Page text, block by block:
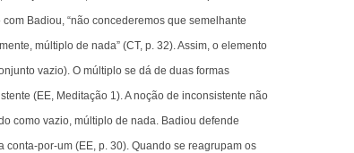
Badiou, “não concederemos que semelhante
múltiplo de nada” (CT, p. 32). Assim, o elemento
vazio). O múltiplo se dá de duas formas
(EE, Meditação 1). A noção de inconsistente não
como vazio, múltiplo de nada. Badiou defende
por-um (EE, p. 30). Quando se reagrupam os